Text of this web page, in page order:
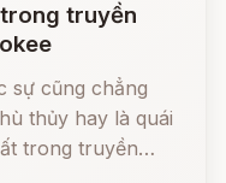
truyền
sự cũng chẳng
thủy hay là quái
trong truyền